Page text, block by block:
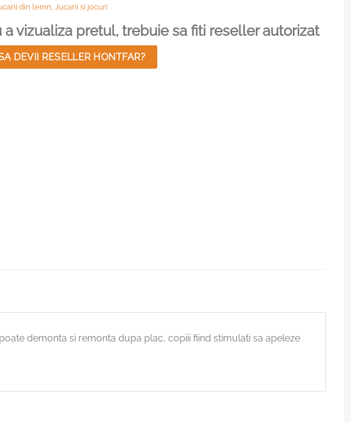
din lemn Jucarii si jocuri
a vizualiza pretul, trebuie sa fiti reseller autorizat
DEVII RESELLER HONTFAR?
demonta si remonta dupa plac, copiii fiind stimulati sa apeleze